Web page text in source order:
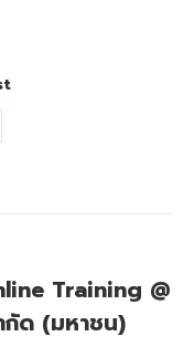
Training @
ด (มหาชน)